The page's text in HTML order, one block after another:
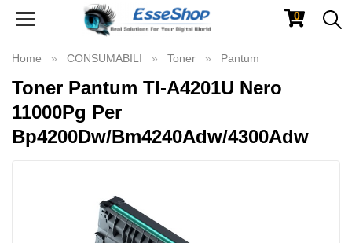
Toggle
0
Home CONSUMABILI Toner Pantum
Toner Pantum Tl-A4201U Nero
11000Pg Per
Bp4200Dw/Bm4240Adw/4300Adw